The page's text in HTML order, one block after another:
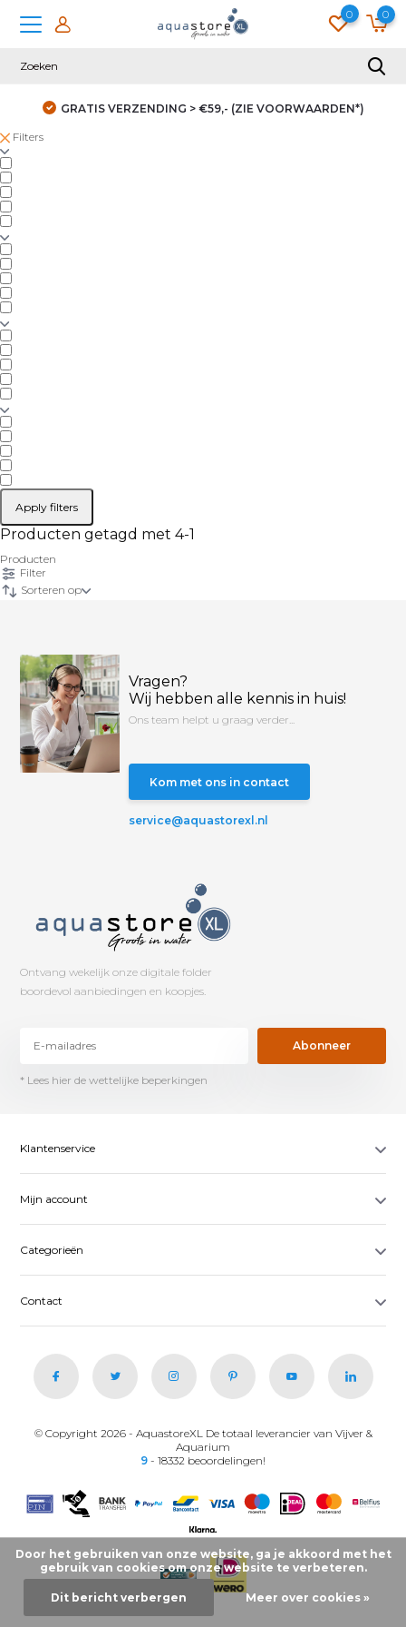
0 0
GRATIS VERZENDING > €59,- (ZIE VOORWAARDEN*)
Filters
Apply filters
Producten getagd met 4-1
Producten
Filter
Sorteren op
Vragen?
Wij hebben alle kennis in huis!
Ons team helpt u graag verder...
Kom met ons in contact
service@aquastorexl.nl
Ontvang wekelijk onze digitale folder
boordevol aanbiedingen en koopjes.
Abonneer
* Lees hier de wettelijke beperkingen
Klantenservice
Mijn account
Categorieën
Contact
© Copyright 2026 - AquastoreXL De totaal leverancier van Vijver &
Aquarium
9 - 18332 beoordelingen!
Door het gebruiken van onze website, ga je akkoord met het
gebruik van cookies om onze website te verbeteren.
Dit bericht verbergen Meer over cookies »